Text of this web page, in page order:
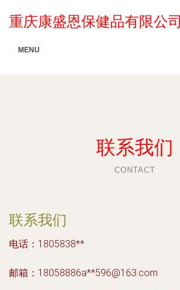
重庆康盛恩保健品有限公司
MENU
联系我们
CONTACT
联系我们
电话：1805838**
邮箱：18058886a**596@163.com